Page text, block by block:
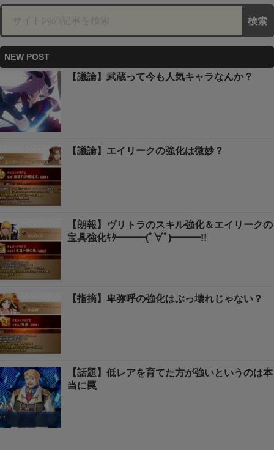
NEW POST
【議論】武蔵って今も人気キャラなんか？
【議論】エイリークの強化は微妙？
【朗報】ヴリトラのスキル強化＆エイリークの
宝具強化ｷﾀ━━━(ﾟ∀ﾟ)━━━!!
【指摘】卑弥呼の強化はぶっ壊れじゃない？
【話題】低レアを育てた方が強いというのは本
当に罠